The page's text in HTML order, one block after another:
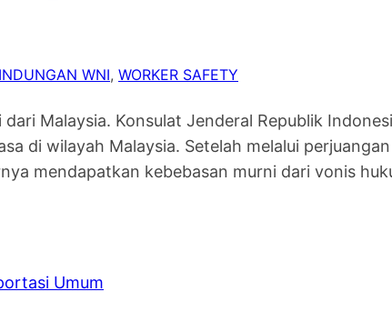
WNI, WORKER SAFETY
Malaysia. Konsulat Jenderal Republik
di wilayah Malaysia. Setelah melalui
mendapatkan kebebasan murni dari vonis